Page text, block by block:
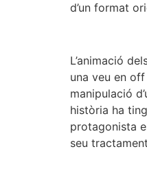
d’un format
L’animació
una veu en
manipulació
història ha
protagonista
seu